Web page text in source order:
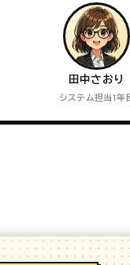
田中さおり
システム担当1年